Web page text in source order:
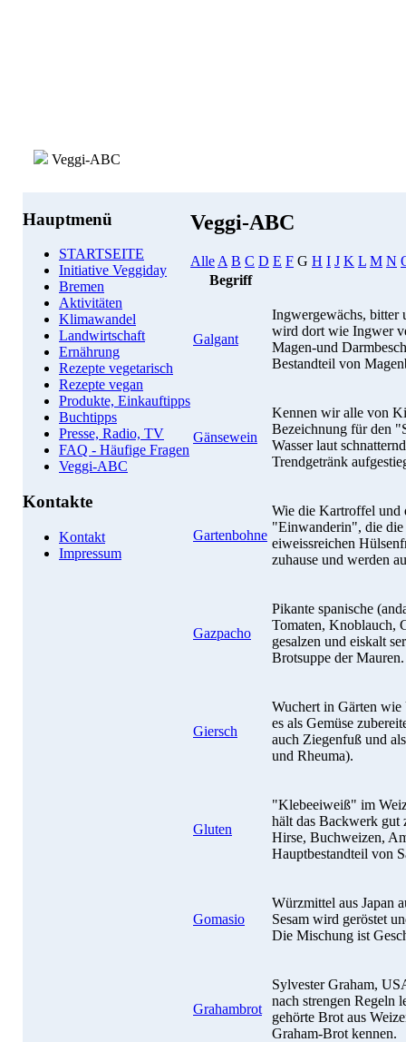
Veggi-ABC
Hauptmenü
STARTSEITE
Initiative Veggiday
Bremen
Aktivitäten
Klimawandel
Landwirtschaft
Ernährung
Rezepte vegetarisch
Rezepte vegan
Produkte, Einkauftipps
Buchtipps
Presse, Radio, TV
FAQ - Häufige Fragen
Veggi-ABC
Kontakte
Kontakt
Impressum
Veggi-ABC
Alle A B C D E F G H I J K L M N
Begriff
Galgant
Ingwergewächs, bitter
wird dort wie Ingwer
Magen-und
Bestandteil von
Gänsewein
Kennen wir alle von
Bezeichnung für den
Wasser laut
Trendgetränk
Gartenbohne
Wie die Kartroffel und
"Einwanderin", die die
eiweissreichen
zuhause und werden
Gazpacho
Pikante spanische
Tomaten, Knoblauch,
gesalzen und eiskalt
Brotsuppe der Mauren.
Giersch
Wuchert in Gärten
es als Gemüse
auch Ziegenfuß und
und Rheuma).
Gluten
"Klebeeiweiß" im
hält das Backwerk gut
Hirse, Buchweizen,
Hauptbestandteil von
Gomasio
Würzmittel aus Japan
Sesam wird geröstet
Die Mischung ist
Grahambrot
Sylvester Graham,
nach strengen Regeln
gehörte Brot aus
Graham-Brot kennen.